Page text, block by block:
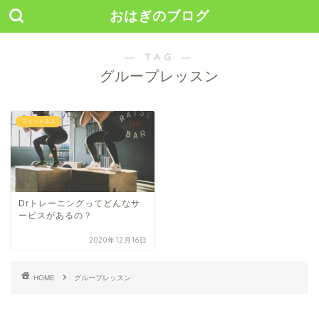
おはぎのブログ
― TAG ―
グループレッスン
フィットネス
Drトレーニングってどんなサ
ービスがあるの？
2020年12月16日
HOME グループレッスン